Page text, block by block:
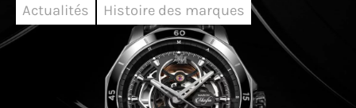
Actualités Histoire des marques